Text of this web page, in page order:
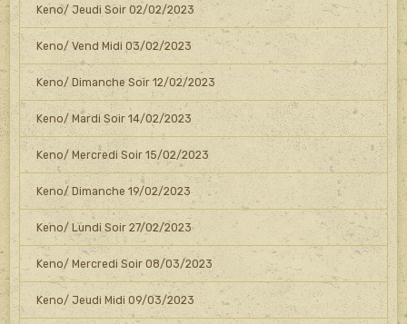
Keno/ Jeudi Soir 02/02/2023
Keno/ Vend Midi 03/02/2023
Keno/ Dimanche Soir 12/02/2023
Keno/ Mardi Soir 14/02/2023
Keno/ Mercredi Soir 15/02/2023
Keno/ Dimanche 19/02/2023
Keno/ Lundi Soir 27/02/2023
Keno/ Mercredi Soir 08/03/2023
Keno/ Jeudi Midi 09/03/2023